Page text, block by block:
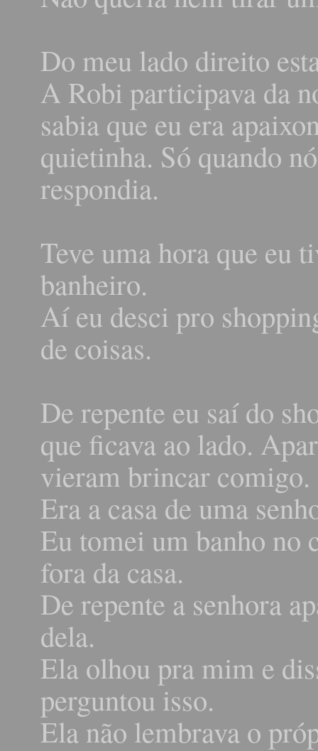
Do meu lado direito
A Robi participava da
sabia que eu era
quietinha. Só quando
respondia.
Teve uma hora que eu
banheiro.
Aí eu desci pro
de coisas.
De repente eu saí do
que ficava ao lado.
vieram brincar comigo.
Era a casa de uma
Eu tomei um banho no
fora da casa.
De repente a senhora
dela.
Ela olhou pra mim e
perguntou isso.
Ela não lembrava o